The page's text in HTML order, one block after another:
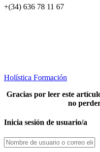
+(34) 636 78 11 67
Holística Formación
Gracias por leer este
no
Inicia sesión de usuario/a